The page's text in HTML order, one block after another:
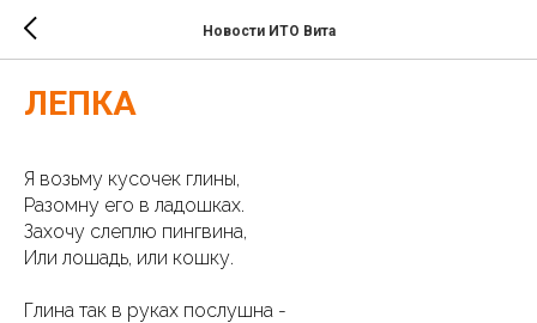
Новости ИТО Вита
ЛЕПКА
Я возьму кусочек глины,
Разомну его в ладошках.
Захочу слеплю пингвина,
Или лошадь, или кошку.
Глина так в руках послушна -